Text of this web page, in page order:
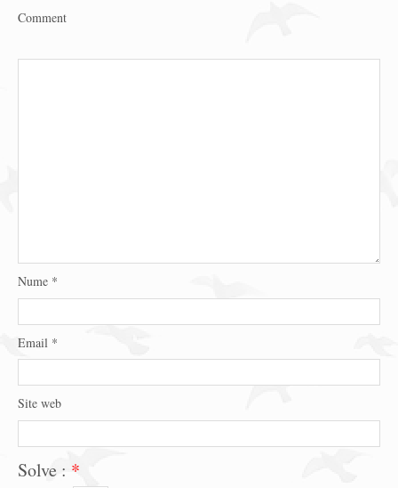
Comment
Nume *
Email *
Site web
Solve : *